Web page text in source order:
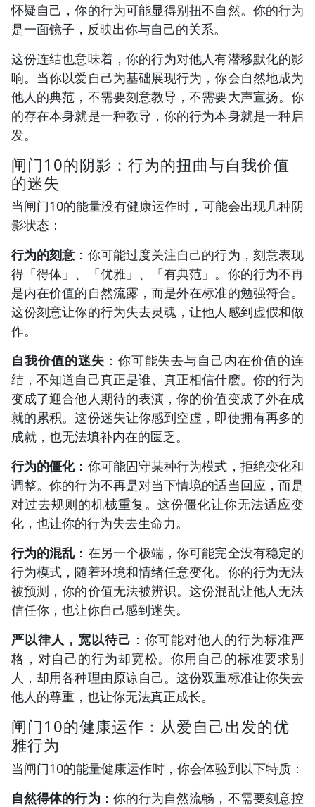
怀疑自己，你的行为可能显得别扭不自然。你的行为
是一面镜子，反映出你与自己的关系。
这份连结也意味着，你的行为对他人有潜移默化的影
响。当你以爱自己为基础展现行为，你会自然地成为
他人的典范，不需要刻意教导，不需要大声宣扬。你
的存在本身就是一种教导，你的行为本身就是一种启
发。
闸门10的阴影：行为的扭曲与自我价值
的迷失
当闸门10的能量没有健康运作时，可能会出现几种阴
影状态：
行为的刻意 ：你可能过度关注自己的行为，刻意表现
得「得体」、「优雅」、「有典范」。你的行为不再
是内在价值的自然流露，而是外在标准的勉强符合。
这份刻意让你的行为失去灵魂，让他人感到虚假和做
作。
自我价值的迷失 ：你可能失去与自己内在价值的连
结，不知道自己真正是谁、真正相信什麽。你的行为
变成了迎合他人期待的表演，你的价值变成了外在成
就的累积。这份迷失让你感到空虚，即使拥有再多的
成就，也无法填补内在的匮乏。
行为的僵化：你可能固守某种行为模式，拒绝变化和
调整。你的行为不再是对当下情境的适当回应，而是
对过去规则的机械重复。这份僵化让你无法适应变
化，也让你的行为失去生命力。
行为的混乱：在另一个极端，你可能完全没有稳定的
行为模式，随着环境和情绪任意变化。你的行为无法
被预测，你的价值无法被辨识。这份混乱让他人无法
信任你，也让你自己感到迷失。
严以律人，宽以待己 ：你可能对他人的行为标准严
格，对自己的行为却宽松。你用自己的标准要求别
人，却用各种理由原谅自己。这份双重标准让你失去
他人的尊重，也让你无法真正成长。
闸门10的健康运作：从爱自己出发的优
雅行为
当闸门10的能量健康运作时，你会体验到以下特质：
自然得体的行为 ：你的行为自然流畅，不需要刻意控